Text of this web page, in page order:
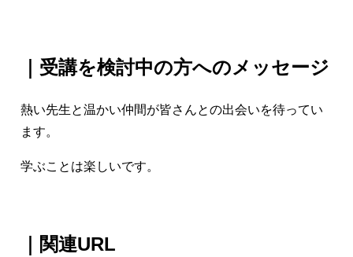
｜受講を検討中の方へのメッセージ
熱い先生と温かい仲間が皆さんとの出会いを待ってい
ます。
学ぶことは楽しいです。
｜関連URL